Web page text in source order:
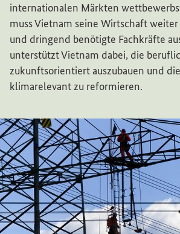
internationalen Märkten
muss Vietnam seine Wirtschaft
und dringend benötigte Fachkräfte
unterstützt Vietnam dabei, die
zukunftsorientiert auszubauen und
klimarelevant zu reformieren.